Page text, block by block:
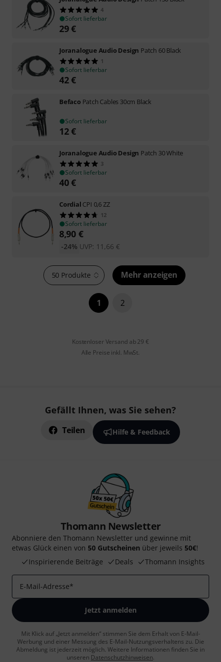
4
Sofort lieferbar
29€
Joranalogue Audio Design Patch 60 Black
1
Sofort lieferbar
42€
Befaco Patch Cables 30cm Black
Sofort lieferbar
12€
Joranalogue Audio Design Patch 30 White
3
Sofort lieferbar
40€
Cordial CPI 0,6 ZZ
12
Sofort lieferbar
8,90 €
UVP: 11,66 €
-24%
50 Produkte Mehr anzeigen
1 2
Kostenloser Versand ab 29 €
Alle Preise inkl. MwSt.
Gefällt Ihnen, was Sie sehen?
Teilen Hilfe & Feedback
Thomann Newsletter
Abonniere den Thomann Newsletter und gewinne mit
etwas Glück einen von 50 Gutscheinen über jeweils 50€!
Inspirierende Beiträge
Deals Thomann Insights
E-Mail-Adresse*
Jetzt anmelden
Mit Klick auf „Jetzt anmelden“ stimmen Sie dem Erhalt von E-Mail-
Werbung und einer Messung des E-Mail-Nutzungsverhaltens zu. Die
Abmeldung ist jederzeit möglich. Weitere Informationen finden Sie in
unseren Datenschutzhinweisen.